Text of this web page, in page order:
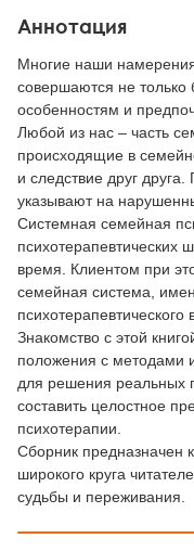
Аннотация
Многие наши
совершаются не
особенностям и
Любой из нас – часть
происходящие в
и следствие друг
указывают на
Системная семейная
психотерапевтических
время. Клиентом при
семейная система,
психотерапевтического
Знакомство с этой
положения с методами
для решения реальных
составить целостное
психотерапии.
Сборник предназначен
широкого круга
судьбы и переживания.